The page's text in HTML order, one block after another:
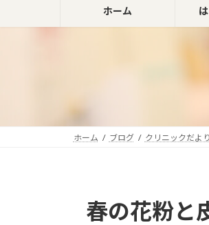
ッ
移
ホーム
ホーム ブログ クリニックだより
春の花粉と